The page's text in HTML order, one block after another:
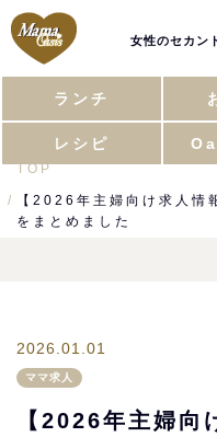
女性のセカン
ランチ
レシピ
TOP
【2026年主婦向け求人情
をまとめました
2026.01.01
ママ求人
【2026年主婦向